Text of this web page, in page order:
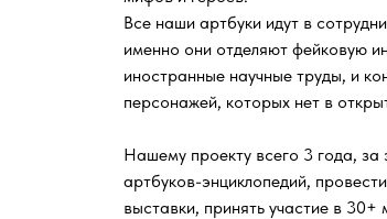
Все наши артбуки идут в
именно они отделяют фейковую
иностранные научные труды, и
персонажей, которых нет в
Нашему проекту всего 3 года, за
артбуков-энциклопедий,
выставки, принять участие в 30+